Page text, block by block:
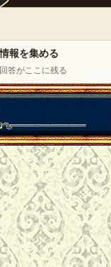
情報を集める
回答がここに残る